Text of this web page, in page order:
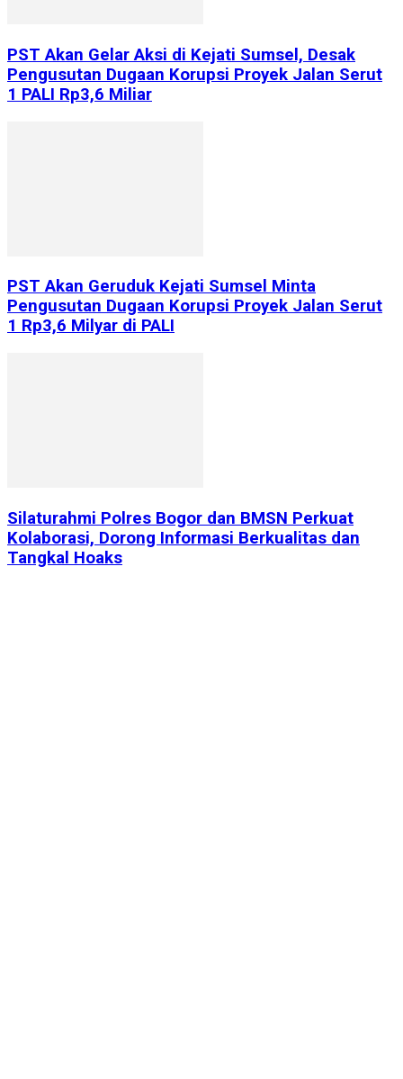
PST Akan Gelar Aksi di Kejati Sumsel, Desak
Pengusutan Dugaan Korupsi Proyek Jalan Serut
1 PALI Rp3,6 Miliar
PST Akan Geruduk Kejati Sumsel Minta
Pengusutan Dugaan Korupsi Proyek Jalan Serut
1 Rp3,6 Milyar di PALI
Silaturahmi Polres Bogor dan BMSN Perkuat
Kolaborasi, Dorong Informasi Berkualitas dan
Tangkal Hoaks